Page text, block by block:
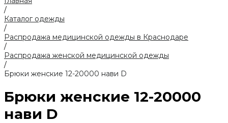
/
Каталог одежды
/
Распродажа медицинской одежды в Краснодаре
/
Распродажа женской медицинской одежды
/
Брюки женские 12-20000 нави D
Брюки женские 12-20000
нави D